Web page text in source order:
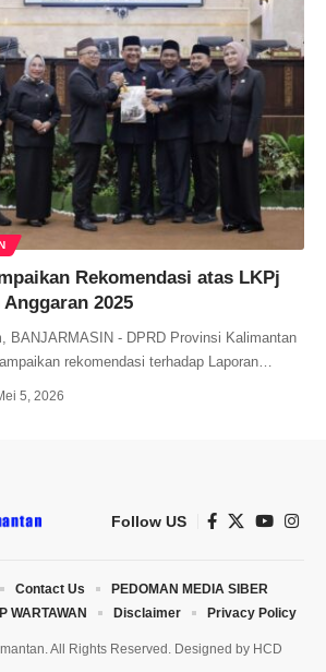
Rekomendasi atas LKPj
2025
BANJARMASIN - DPRD Provinsi Kalimantan
rekomendasi terhadap Laporan…
5, 2026
Follow US
All Rights Reserved. Designed by HCD
Contact Us
PEDOMAN MEDIA SIBER
WARTAWAN Disclaimer Privacy Policy